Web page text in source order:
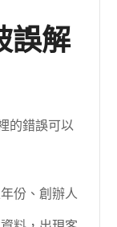
誤解
的錯誤可以
份、創辦人